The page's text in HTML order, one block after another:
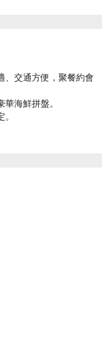
、交通方便，聚餐約會
海鮮拼盤。